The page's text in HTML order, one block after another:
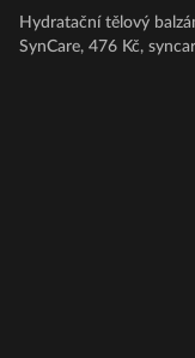
Hydratační tělový
SynCare, 476 Kč,